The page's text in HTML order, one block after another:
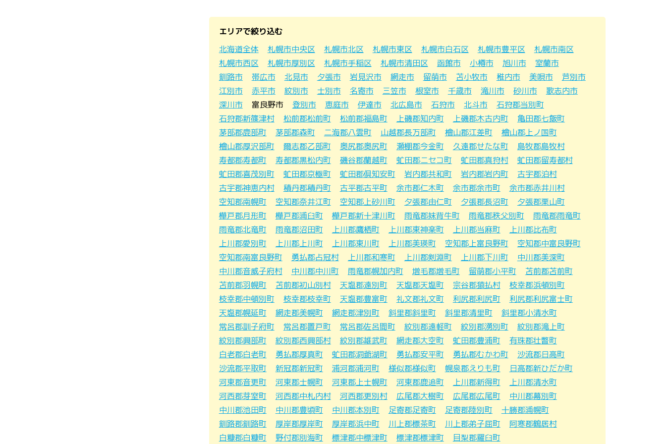
エリアで絞り込む
北海道全体
札幌市中央区 札幌市北区 札幌市東区 札幌市白石区 札幌市豊平区
札幌市南区
札幌市西区
札幌市厚別区 札幌市手稲区 札幌市清田区 函館市 小樽市 旭川市
室蘭市
釧路市
帯広市 北見市 夕張市 岩見沢市 網走市 留萌市 苫小牧市 稚内市 美唄市
芦別市
江別市
赤平市 紋別市 士別市 名寄市 三笠市 根室市 千歳市 滝川市 砂川市
歌志内市
深川市
富良野市 登別市 恵庭市 伊達市 北広島市 石狩市 北斗市
石狩郡当別町
石狩郡新篠津村
松前郡松前町 松前郡福島町 上磯郡知内町 上磯郡木古内町
亀田郡七飯町
茅部郡鹿部町
茅部郡森町 二海郡八雲町 山越郡長万部町 檜山郡江差町
檜山郡上ノ国町
檜山郡厚沢部町
爾志郡乙部町 奥尻郡奥尻町 瀬棚郡今金町 久遠郡せたな町
島牧郡島牧村
寿都郡寿都町
寿都郡黒松内町 磯谷郡蘭越町 虻田郡ニセコ町 虻田郡真狩村
虻田郡留寿都村
虻田郡喜茂別町
虻田郡京極町 虻田郡倶知安町 岩内郡共和町 岩内郡岩内町
古宇郡泊村
古宇郡神恵内村
積丹郡積丹町 古平郡古平町 余市郡仁木町 余市郡余市町
余市郡赤井川村
空知郡南幌町
空知郡奈井江町 空知郡上砂川町 夕張郡由仁町 夕張郡長沼町
夕張郡栗山町
樺戸郡月形町
樺戸郡浦臼町 樺戸郡新十津川町 雨竜郡妹背牛町 雨竜郡秩父別町
雨竜郡雨竜町
雨竜郡北竜町
雨竜郡沼田町 上川郡鷹栖町 上川郡東神楽町 上川郡当麻町
上川郡比布町
上川郡愛別町
上川郡上川町 上川郡東川町 上川郡美瑛町 空知郡上富良野町
空知郡中富良野町
空知郡南富良野町
勇払郡占冠村 上川郡和寒町 上川郡剣淵町 上川郡下川町
中川郡美深町
中川郡音威子府村
中川郡中川町 雨竜郡幌加内町 増毛郡増毛町 留萌郡小平町
苫前郡苫前町
苫前郡羽幌町
苫前郡初山別村 天塩郡遠別町 天塩郡天塩町 宗谷郡猿払村
枝幸郡浜頓別町
枝幸郡中頓別町
枝幸郡枝幸町 天塩郡豊富町 礼文郡礼文町 利尻郡利尻町
利尻郡利尻富士町
天塩郡幌延町
網走郡美幌町 網走郡津別町 斜里郡斜里町 斜里郡清里町
斜里郡小清水町
常呂郡訓子府町
常呂郡置戸町 常呂郡佐呂間町 紋別郡遠軽町 紋別郡湧別町
紋別郡滝上町
紋別郡興部町
紋別郡西興部村 紋別郡雄武町 網走郡大空町 虻田郡豊浦町
有珠郡壮瞥町
白老郡白老町
勇払郡厚真町 虻田郡洞爺湖町 勇払郡安平町 勇払郡むかわ町
沙流郡日高町
沙流郡平取町
新冠郡新冠町 浦河郡浦河町 様似郡様似町 幌泉郡えりも町
日高郡新ひだか町
河東郡音更町
河東郡士幌町 河東郡上士幌町 河東郡鹿追町 上川郡新得町
上川郡清水町
河西郡芽室町
河西郡中札内村 河西郡更別村 広尾郡大樹町 広尾郡広尾町
中川郡幕別町
中川郡池田町
中川郡豊頃町 中川郡本別町 足寄郡足寄町 足寄郡陸別町
十勝郡浦幌町
釧路郡釧路町
厚岸郡厚岸町 厚岸郡浜中町 川上郡標茶町 川上郡弟子屈町
阿寒郡鶴居村
白糠郡白糠町
野付郡別海町 標津郡中標津町 標津郡標津町 目梨郡羅臼町